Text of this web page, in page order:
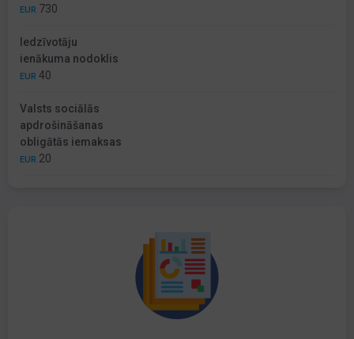
EUR 730
Iedzīvotāju
ienākuma nodoklis
EUR 40
Valsts sociālās
apdrošināšanas
obligātās iemaksas
EUR 20